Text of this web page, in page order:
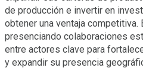
de producción e invertir en
obtener una ventaja competitiva.
presenciando colaboraciones
entre actores clave para
y expandir su presencia